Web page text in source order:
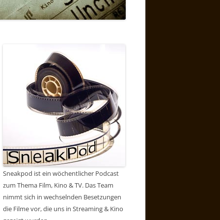
Sneakpod ist ein wöchentlicher Podcast
zum Thema Film, Kino & TV. Das Team
nimmt sich in wechselnden Besetzungen
die Filme vor, die uns in Streaming & Kino